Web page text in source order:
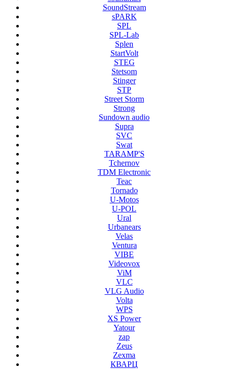
SoundStream
sPARK
SPL
SPL-Lab
Splen
StartVolt
STEG
Stetsom
Stinger
STP
Street Storm
Strong
Sundown audio
Supra
SVC
Swat
TARAMP'S
Tchernov
TDM Electronic
Teac
Tornado
U-Motos
U-POL
Ural
Urbanears
Velas
Ventura
VIBE
Videovox
ViM
VLC
VLG Audio
Volta
WPS
XS Power
Yatour
zap
Zeus
Zexma
КВАРЦ